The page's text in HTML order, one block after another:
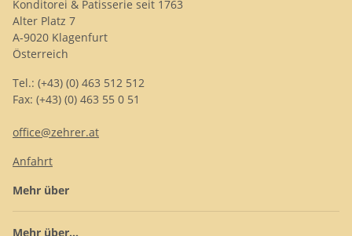
Konditorei & Patisserie seit 1763
Alter Platz 7
A-9020 Klagenfurt
Österreich
Tel.: (+43) (0) 463 512 512
Fax: (+43) (0) 463 55 0 51
office@zehrer.at
Anfahrt
Mehr über
Mehr über...